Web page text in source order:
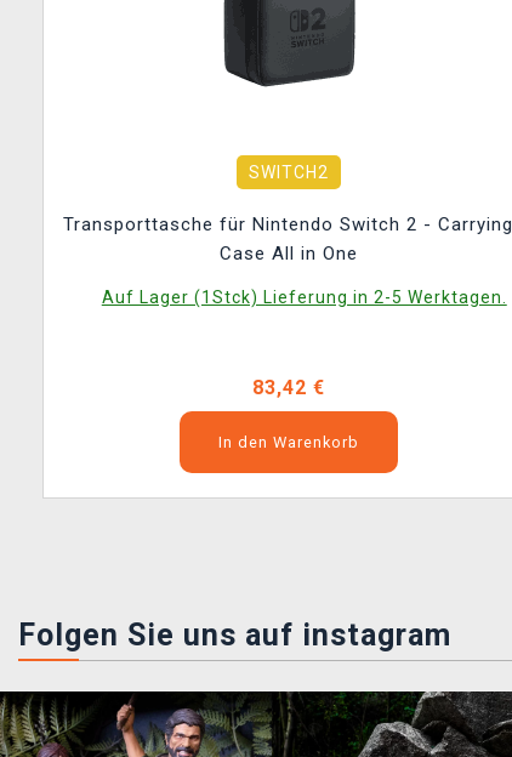
SWITCH2
Transporttasche für Nintendo Switch 2 - Carrying
Case All in One
Auf Lager (1Stck) Lieferung in 2-5 Werktagen.
83,42 €
In den Warenkorb
Folgen Sie uns auf instagram